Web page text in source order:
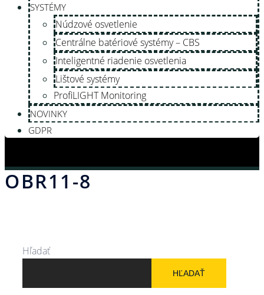
SYSTÉMY
Núdzové osvetlenie
Centrálne batériové systémy – CBS
Inteligentné riadenie osvetlenia
Lištové systémy
ProfiLIGHT Monitoring
NOVINKY
GDPR
OBR11-8
Hľadať
HĽADAŤ